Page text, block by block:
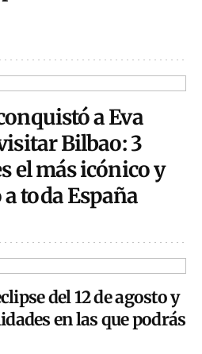
a Eva
Bilbao: 3
el más icónico y
toda España
del 12 de agosto y
en las que podrás